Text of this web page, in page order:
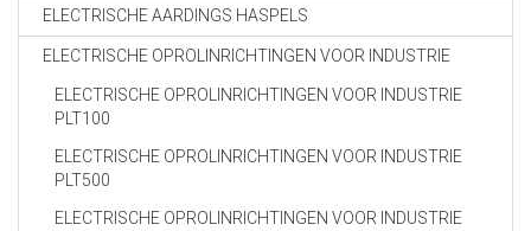
ELECTRISCHE AARDINGS HASPELS
ELECTRISCHE OPROLINRICHTINGEN VOOR INDUSTRIE
ELECTRISCHE OPROLINRICHTINGEN VOOR INDUSTRIE
PLT100
ELECTRISCHE OPROLINRICHTINGEN VOOR INDUSTRIE
PLT500
ELECTRISCHE OPROLINRICHTINGEN VOOR INDUSTRIE